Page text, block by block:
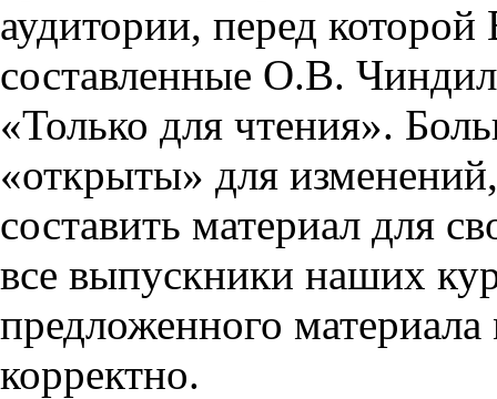
аудитории, перед
составленные О.В.
«Только для чтения».
«открыты» для
составить материал для
все выпускники наших
предложенного
корректно.